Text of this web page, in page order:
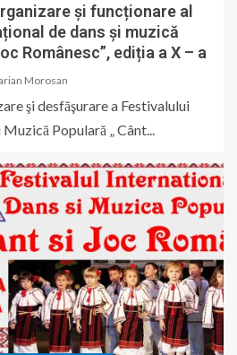
și funcționare al
de dans și muzică
Românesc”, ediția a X – a
Morosan
şi desfăşurare a Festivalului
Populară „ Cânt...